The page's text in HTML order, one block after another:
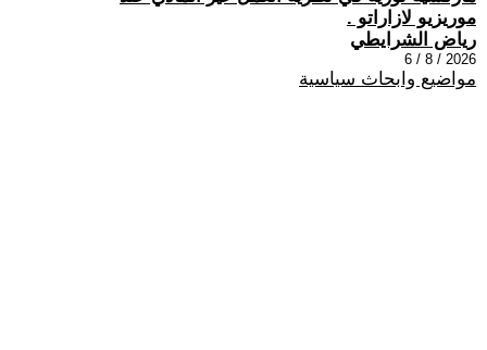
موريزيو لازاراتو .
رياض الشرايطي
2026 / 8 / 6
مواضيع وابحاث سياسية